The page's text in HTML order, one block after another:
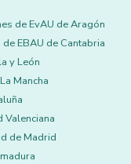
de EvAU de Aragón
de EBAU de Cantabria
y León
Mancha
Valenciana
de Madrid